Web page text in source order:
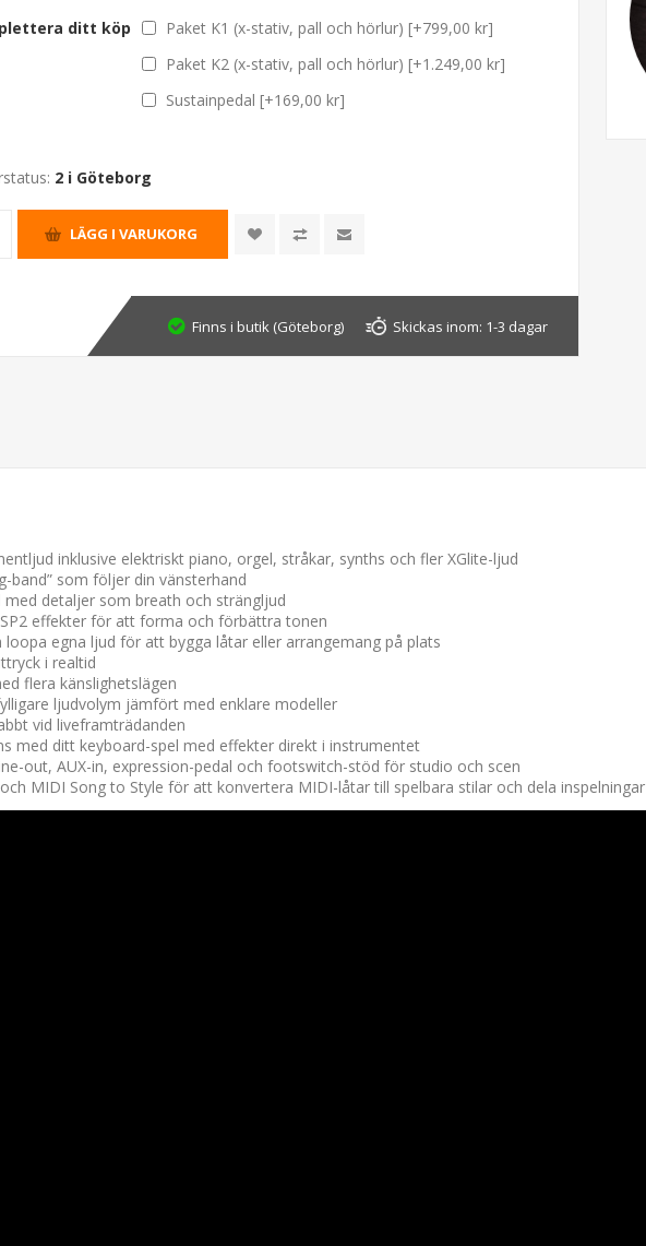
ditt köp
Paket K1 (x-stativ, pall och hörlur) [+799,00 kr]
Paket K2 (x-stativ, pall och hörlur) [+1.249,00 kr]
Sustainpedal [+169,00 kr]
2 i Göteborg
Finns i butik (Göteborg) Skickas inom: 1-3 dagar
inklusive elektriskt piano, orgel, stråkar, synths och fler XGlite-ljud
som följer din vänsterhand
detaljer som breath och strängljud
effekter för att forma och förbättra tonen
egna ljud för att bygga låtar eller arrangemang på plats
i realtid
flera känslighetslägen
ljudvolym jämfört med enklare modeller
vid liveframträdanden
med ditt keyboard-spel med effekter direkt i instrumentet
out, AUX-in, expression-pedal och footswitch-stöd för studio och scen
MIDI Song to Style för att konvertera MIDI-låtar till spelbara stilar och dela inspelningar